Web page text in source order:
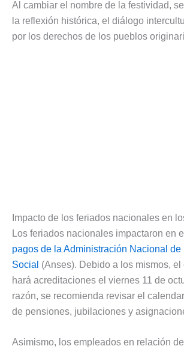
Al cambiar el nombre de la festividad,
la reflexión histórica, el diálogo
por los derechos de los pueblos
Impacto de los feriados nacionales en
Los feriados nacionales impactaron en el
pagos de la Administración Nacional de
Social (Anses). Debido a los mismos,
hará acreditaciones el viernes 11 de
razón, se recomienda revisar el
de pensiones, jubilaciones y
Asimismo, los empleados en relación